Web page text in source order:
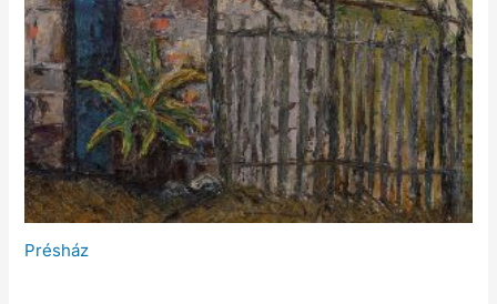
Présház